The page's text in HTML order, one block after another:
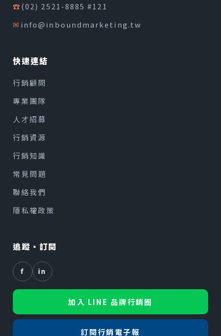
☎(02) 2521-8885 #121
✉ info@inboundmarketing.tw
快速連結
行銷顧問
專業團隊
人才招募
行銷資源
行銷知識
常見問題
聯絡我們
隱私權政策
追蹤・訂閱
f in
加入 LINE 品牌行銷圈
訂閱行銷電子報